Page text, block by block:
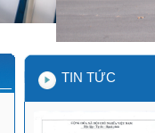
TIN TỨC